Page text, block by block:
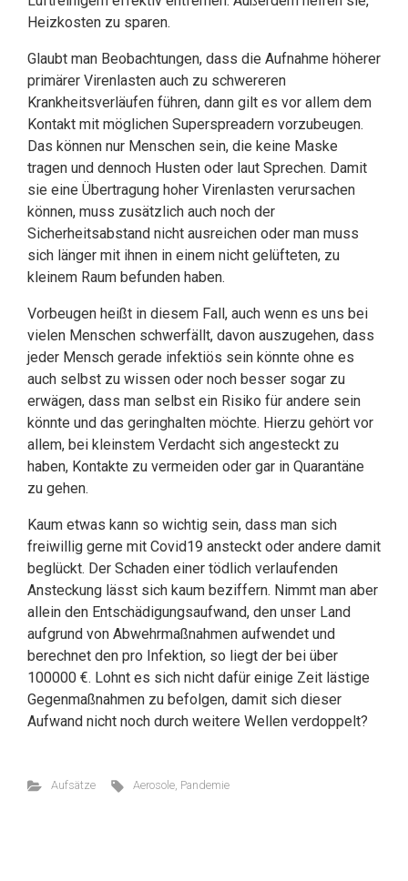
Heizkosten zu sparen.
Glaubt man Beobachtungen, dass die Aufnahme höherer
primärer Virenlasten auch zu schwereren
Krankheitsverläufen führen, dann gilt es vor allem dem
Kontakt mit möglichen Superspreadern vorzubeugen.
Das können nur Menschen sein, die keine Maske
tragen und dennoch Husten oder laut Sprechen. Damit
sie eine Übertragung hoher Virenlasten verursachen
können, muss zusätzlich auch noch der
Sicherheitsabstand nicht ausreichen oder man muss
sich länger mit ihnen in einem nicht gelüfteten, zu
kleinem Raum befunden haben.
Vorbeugen heißt in diesem Fall, auch wenn es uns bei
vielen Menschen schwerfällt, davon auszugehen, dass
jeder Mensch gerade infektiös sein könnte ohne es
auch selbst zu wissen oder noch besser sogar zu
erwägen, dass man selbst ein Risiko für andere sein
könnte und das geringhalten möchte. Hierzu gehört vor
allem, bei kleinstem Verdacht sich angesteckt zu
haben, Kontakte zu vermeiden oder gar in Quarantäne
zu gehen.
Kaum etwas kann so wichtig sein, dass man sich
freiwillig gerne mit Covid19 ansteckt oder andere damit
beglückt. Der Schaden einer tödlich verlaufenden
Ansteckung lässt sich kaum beziffern. Nimmt man aber
allein den Entschädigungsaufwand, den unser Land
aufgrund von Abwehrmaßnahmen aufwendet und
berechnet den pro Infektion, so liegt der bei über
100000 €. Lohnt es sich nicht dafür einige Zeit lästige
Gegenmaßnahmen zu befolgen, damit sich dieser
Aufwand nicht noch durch weitere Wellen verdoppelt?
Aufsätze Aerosole, Pandemie